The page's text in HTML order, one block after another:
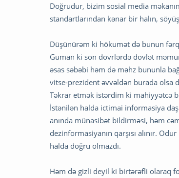
Doğrudur, bizim sosial media
standartlarından kənar bir halın,
Düşünürəm ki hökumət də bunun
Güman ki son dövrlərdə dövlət
əsas səbəbi həm də məhz bununla
vitse-prezident əvvəldən burada olsa
Təkrar etmək istərdim ki mahiyyətcə
İstənilən halda ictimai informasiya
anında münasibət bildirməsi, həm
dezinformasiyanın qarşısı alınır.
halda doğru olmazdı.
Həm də gizli deyil ki birtərəfli olaraq